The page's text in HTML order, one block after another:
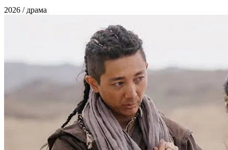
2026 / драма